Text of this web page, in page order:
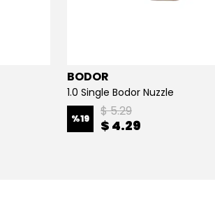
BODOR
1.0 Single Bodor Nuzzle
%19 $ 5.29
$ 4.29